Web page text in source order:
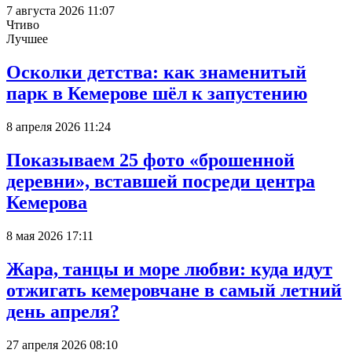
7 августа 2026 11:07
Чтиво
Лучшее
Осколки детства: как знаменитый
парк в Кемерове шёл к запустению
8 апреля 2026 11:24
Показываем 25 фото «брошенной
деревни», вставшей посреди центра
Кемерова
8 мая 2026 17:11
Жара, танцы и море любви: куда идут
отжигать кемеровчане в самый летний
день апреля?
27 апреля 2026 08:10